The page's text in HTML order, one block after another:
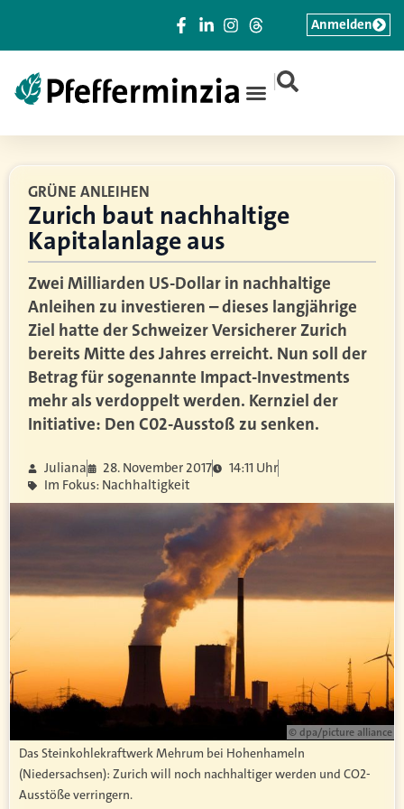
|
Anmelden
GRÜNE ANLEIHEN
Zurich baut nachhaltige
Kapitalanlage aus
Zwei Milliarden US-Dollar in nachhaltige
Anleihen zu investieren – dieses langjährige
Ziel hatte der Schweizer Versicherer Zurich
bereits Mitte des Jahres erreicht. Nun soll der
Betrag für sogenannte Impact-Investments
mehr als verdoppelt werden. Kernziel der
Initiative: Den C02-Ausstoß zu senken.
Juliana 28. November 2017
14:11 Uhr
Im Fokus: Nachhaltigkeit
© dpa/picture alliance
Das Steinkohlekraftwerk Mehrum bei Hohenhameln
(Niedersachsen): Zurich will noch nachhaltiger werden und CO2-
Ausstöße verringern.